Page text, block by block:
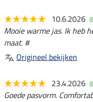
10.6.2026
Mooie warme jas. Ik heb
maat. #
Origineel bekijken
23.4.2026
Goede pasvorm.